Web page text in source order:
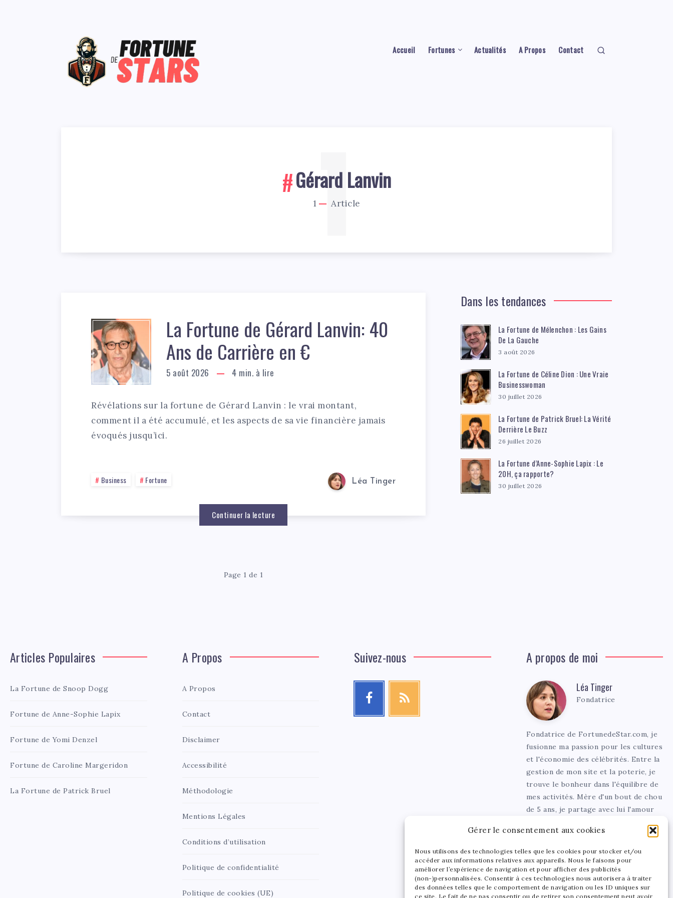
Gérer le consentement aux cookies
Nous utilisons des technologies telles que les cookies pour stocker et/ou
accéder aux informations relatives aux appareils. Nous le faisons pour
améliorer l’expérience de navigation et pour afficher des publicités
(non-)personnalisées. Consentir à ces technologies nous autorisera à traiter
des données telles que le comportement de navigation ou les ID uniques sur
ce site. Le fait de ne pas consentir ou de retirer son consentement peut avoir
Accueil Fortunes Actualités A Propos Contact
Gérard Lanvin
1 Article
1
La Fortune de Gérard Lanvin: 40
Ans de Carrière en €
5 août 2026 4 min. à lire
Révélations sur la fortune de Gérard Lanvin : le vrai montant,
comment il a été accumulé, et les aspects de sa vie financière jamais
évoqués jusqu’ici.
Business Fortune Léa Tinger
Continuer la lecture
Page 1 de 1
Dans les tendances
La Fortune de Mélenchon : Les Gains
De La Gauche
3 août 2026
La Fortune de Céline Dion : Une Vraie
Businesswoman
30 juillet 2026
La Fortune de Patrick Bruel: La Vérité
Derrière Le Buzz
26 juillet 2026
La Fortune d’Anne-Sophie Lapix : Le
20H, ça rapporte?
30 juillet 2026
Articles Populaires
La Fortune de Snoop Dogg
Fortune de Anne-Sophie Lapix
Fortune de Yomi Denzel
Fortune de Caroline Margeridon
La Fortune de Patrick Bruel
A Propos
A Propos
Contact
Disclaimer
Accessibilité
Méthodologie
Mentions Légales
Conditions d’utilisation
Politique de confidentialité
Politique de cookies (UE)
Suivez-nous A propos de moi
Léa
Tinger
Léa Tinger
Fondatrice
Fondatrice de FortunedeStar.com, je
fusionne ma passion pour les cultures
et l'économie des célébrités. Entre la
gestion de mon site et la poterie, je
trouve le bonheur dans l'équilibre de
mes activités. Mère d'un bout de chou
de 5 ans, je partage avec lui l'amour